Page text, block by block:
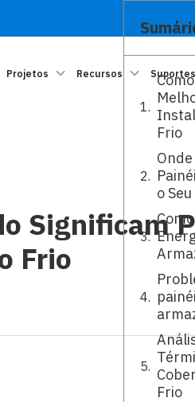
Projetos Recursos Suportes
Significam
Frio
Frio
o
Frio